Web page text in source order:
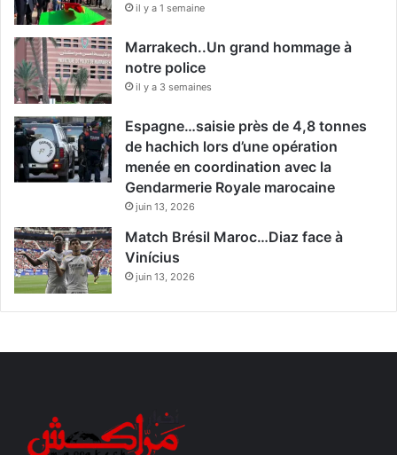
il y a 1 semaine
Marrakech..Un grand hommage à
notre police
il y a 3 semaines
Espagne…saisie près de 4,8 tonnes
de hachich lors d’une opération
menée en coordination avec la
Gendarmerie Royale marocaine
juin 13, 2026
Match Brésil Maroc…Diaz face à
Vinícius
juin 13, 2026